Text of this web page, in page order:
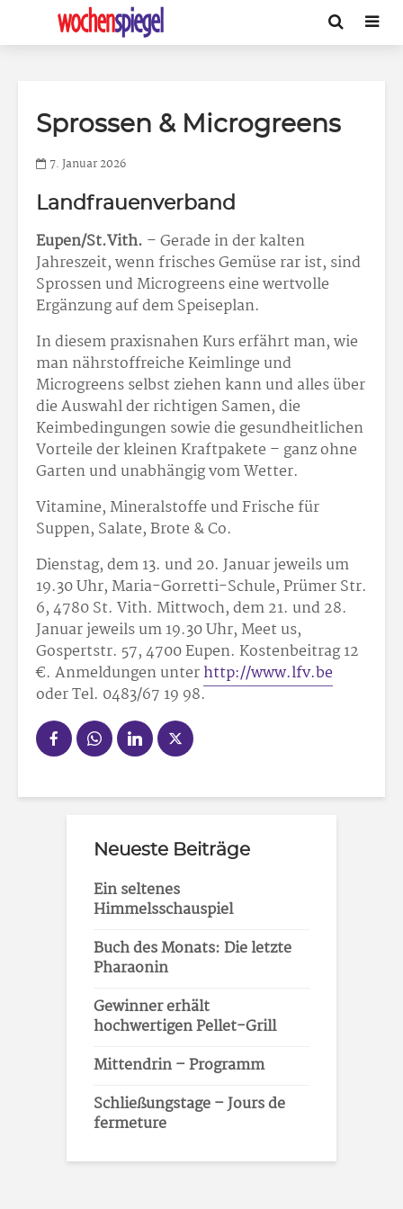
Sprossen & Microgreens
7. Januar 2026
Landfrauenverband
Eupen/St.Vith. – Gerade in der kalten
Jahreszeit, wenn frisches Gemüse rar ist, sind
Sprossen und Microgreens eine wertvolle
Ergänzung auf dem Speiseplan.
In diesem praxisnahen Kurs erfährt man, wie
man nährstoffreiche Keimlinge und
Microgreens selbst ziehen kann und alles über
die Auswahl der richtigen Samen, die
Keimbedingungen sowie die gesundheitlichen
Vorteile der kleinen Kraftpakete – ganz ohne
Garten und unabhängig vom Wetter.
Vitamine, Mineralstoffe und Frische für
Suppen, Salate, Brote & Co.
Dienstag, dem 13. und 20. Januar jeweils um
19.30 Uhr, Maria-Gorretti-Schule, Prümer Str.
6, 4780 St. Vith. Mittwoch, dem 21. und 28.
Januar jeweils um 19.30 Uhr, Meet us,
Gospertstr. 57, 4700 Eupen. Kostenbeitrag 12
€. Anmeldungen unterhttp://www.lfv.be
oder Tel. 0483/67 19 98.
Neueste Beiträge
Ein seltenes
Himmelsschauspiel
Buch des Monats: Die letzte
Pharaonin
Gewinner erhält
hochwertigen Pellet-Grill
Mittendrin – Programm
Schließungstage – Jours de
fermeture